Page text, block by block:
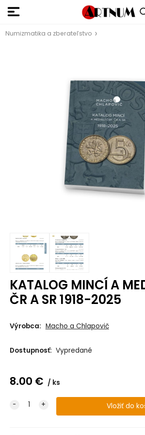
Numizmatika a zberateľstvo
KATALOG MINCÍ A
ČR A SR 1918-2025
Výrobca: Macho a Chlapovič
Dostupnosť: Vypredané
8.00 € ks